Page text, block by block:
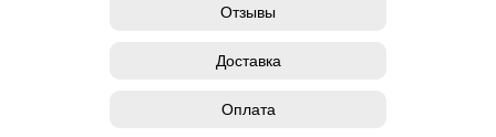
Отзывы
Доставка
Оплата